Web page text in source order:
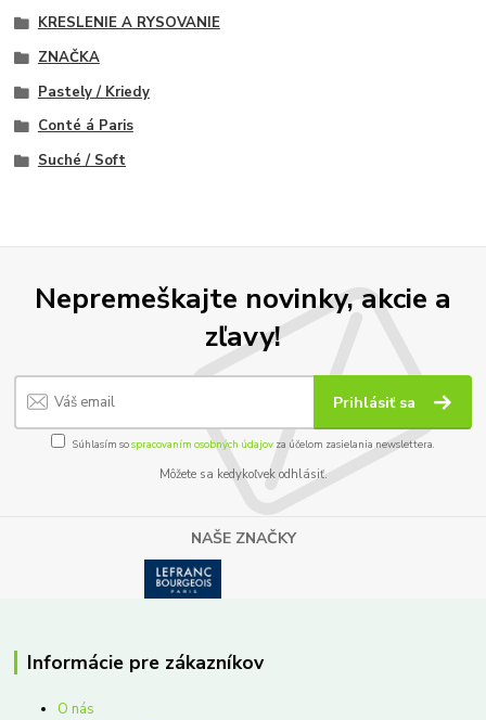
KRESLENIE A RYSOVANIE
ZNAČKA
Pastely / Kriedy
Conté á Paris
Suché / Soft
Nepremeškajte novinky, akcie a
zľavy!
Prihlásiť sa
Súhlasím sospracovaním osobných údajov za účelom zasielania newslettera.
Môžete sa kedykoľvek odhlásiť.
NAŠE ZNAČKY
Informácie pre zákazníkov
O nás